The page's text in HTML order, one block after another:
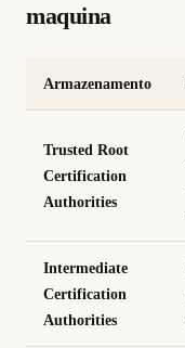
maquina
Armazenamento
Trusted Root
Certification
Authorities
Intermediate
Certification
Authorities